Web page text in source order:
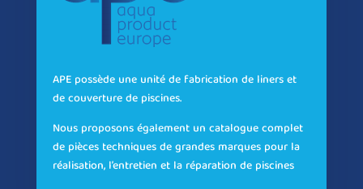
APE possède une unité de fabrication de liners et
de couverture de piscines.
Nous proposons également un catalogue complet
de pièces techniques de grandes marques pour la
réalisation, l’entretien et la réparation de piscines